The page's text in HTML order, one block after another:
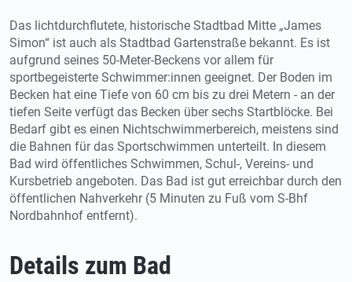
Das lichtdurchflutete, historische Stadtbad Mitte „James
Simon“ ist auch als Stadtbad Gartenstraße bekannt. Es ist
aufgrund seines 50-Meter-Beckens vor allem für
sportbegeisterte Schwimmer:innen geeignet. Der Boden im
Becken hat eine Tiefe von 60 cm bis zu drei Metern - an der
tiefen Seite verfügt das Becken über sechs Startblöcke. Bei
Bedarf gibt es einen Nichtschwimmerbereich, meistens sind
die Bahnen für das Sportschwimmen unterteilt. In diesem
Bad wird öffentliches Schwimmen, Schul-, Vereins- und
Kursbetrieb angeboten. Das Bad ist gut erreichbar durch den
öffentlichen Nahverkehr (5 Minuten zu Fuß vom S-Bhf
Nordbahnhof entfernt).
Details zum Bad